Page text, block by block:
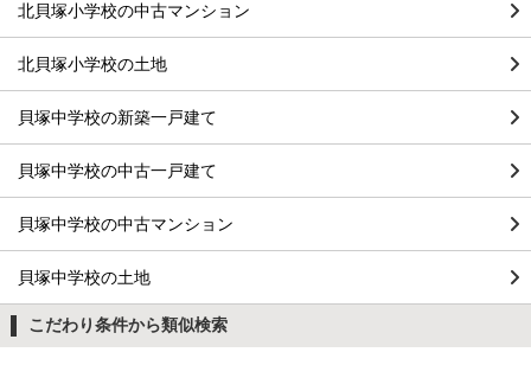
北貝塚小学校の中古マンション
北貝塚小学校の土地
貝塚中学校の新築一戸建て
貝塚中学校の中古一戸建て
貝塚中学校の中古マンション
貝塚中学校の土地
こだわり条件から類似検索